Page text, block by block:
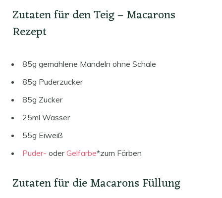
Zutaten für den Teig – Macarons
Rezept
85g gemahlene Mandeln ohne Schale
85g Puderzucker
85g Zucker
25ml Wasser
55g Eiweiß
Puder- oderGelfarbe*zum Färben
Zutaten für die Macarons Füllung